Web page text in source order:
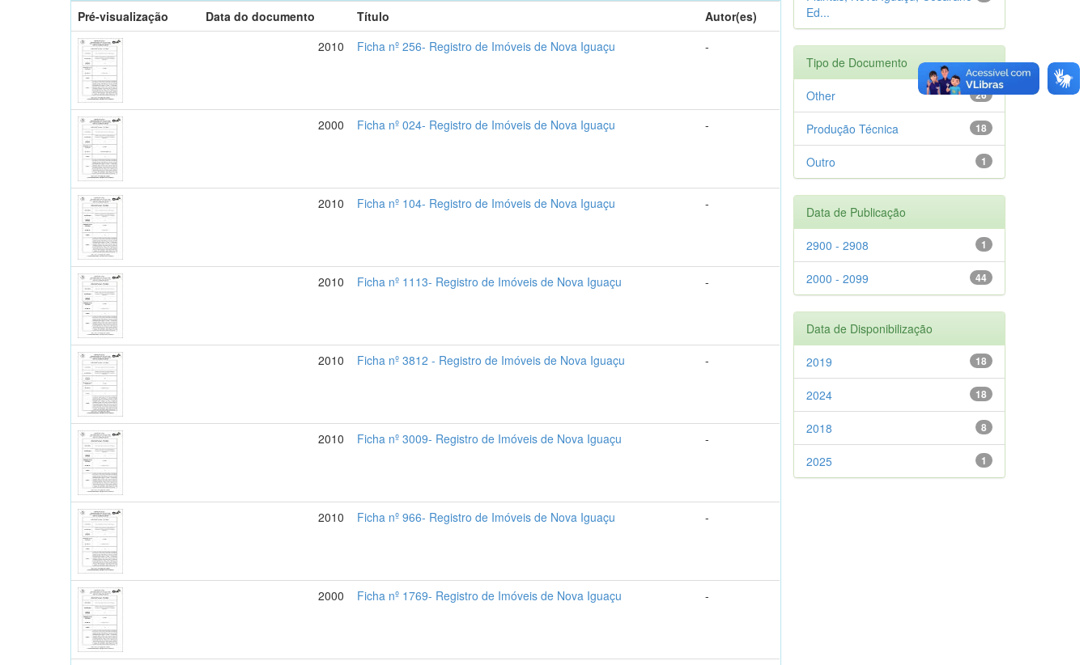
Pré-visualização
Data do documento Título
Autor(es)
2010
Ficha nº 256- Registro de Imóveis de Nova Iguaçu -
2000 Ficha nº 024- Registro de Imóveis de Nova Iguaçu -
2010 Ficha nº 104- Registro de Imóveis de Nova Iguaçu -
2010 Ficha nº 1113- Registro de Imóveis de Nova Iguaçu -
2010 Ficha nº 3812 - Registro de Imóveis de Nova Iguaçu -
2010 Ficha nº 3009- Registro de Imóveis de Nova Iguaçu -
2010 Ficha nº 966- Registro de Imóveis de Nova Iguaçu -
2000 Ficha nº 1769- Registro de Imóveis de Nova Iguaçu -
Ed...
Tipo de Documento
26
Other
18
Produção Técnica
1
Outro
Data de Publicação
1
2900 - 2908
44
2000 - 2099
Data de Disponibilização
18
2019
18
2024
8
2018
1
2025